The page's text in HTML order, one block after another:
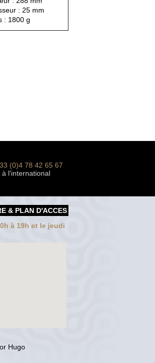
: 25 mm
: 1800 g
(0)4 78 42 65 67
l'international
& PLAN D'ACCES
à 19h et le jeudi
Hugo